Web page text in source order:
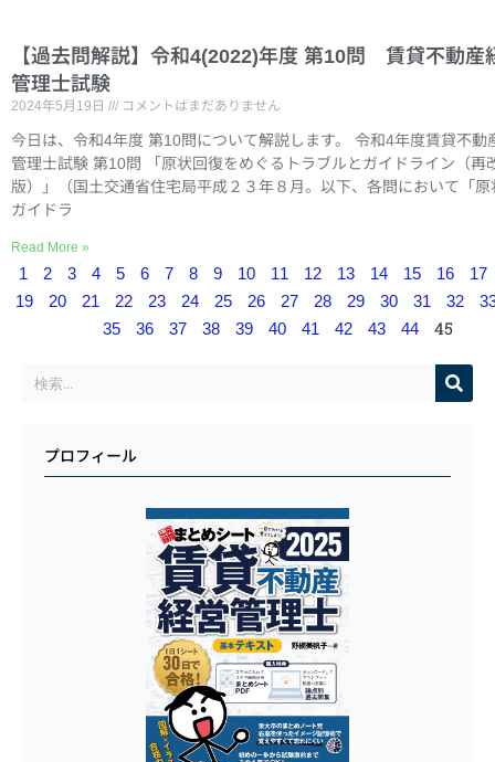
【過去問解説】令和4(2022)年度 第10問 賃貸不動産
管理士試験
2024年5月19日 コメントはまだありません
今日は、令和4年度 第10問について解説します。 令和4年度賃貸不動
管理士試験 第10問 「原状回復をめぐるトラブルとガイドライン（再
版）」（国土交通省住宅局平成２３年８月。以下、各問において「原
ガイドラ
Read More »
1 2 3 4 5 6 7 8 9 10 11 12 13 14 15 16
17
19
20 21 22 23 24 25 26 27 28 29 30 31 32
35
36 37 38 39 40 41 42 43 44 45
プロフィール